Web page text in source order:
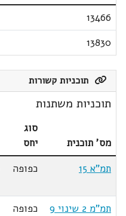
13466
13830
תוכניות קשורות
תוכניות משתנות
מס' תוכנית
סוג
יחס
תמ"א 15
כפופה
תמ"מ 2 שינוי 9
כפופה